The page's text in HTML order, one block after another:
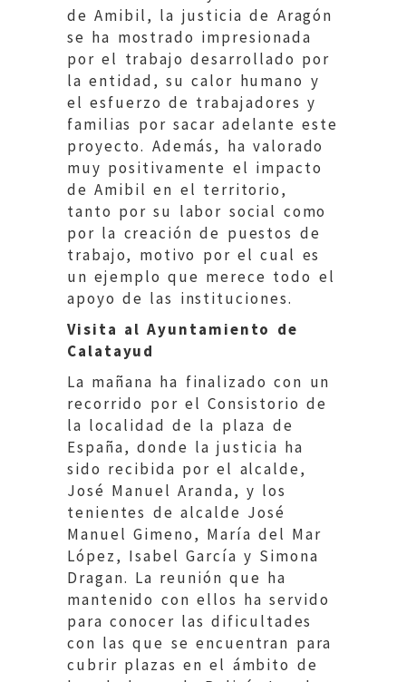
de Amibil, la justicia de Aragón
se ha mostrado impresionada
por el trabajo desarrollado por
la entidad, su calor humano y
el esfuerzo de trabajadores y
familias por sacar adelante este
proyecto. Además, ha valorado
muy positivamente el impacto
de Amibil en el territorio,
tanto por su labor social como
por la creación de puestos de
trabajo, motivo por el cual es
un ejemplo que merece todo el
apoyo de las instituciones.
Visita al Ayuntamiento de
Calatayud
La mañana ha finalizado con un
recorrido por el Consistorio de
la localidad de la plaza de
España, donde la justicia ha
sido recibida por el alcalde,
José Manuel Aranda, y los
tenientes de alcalde José
Manuel Gimeno, María del Mar
López, Isabel García y Simona
Dragan. La reunión que ha
mantenido con ellos ha servido
para conocer las dificultades
con las que se encuentran para
cubrir plazas en el ámbito de